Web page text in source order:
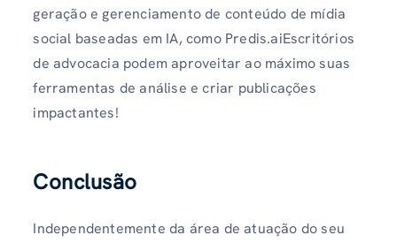
geração e gerenciamento de conteúdo de mídia
social baseadas em IA, como Predis.aiEscritórios
de advocacia podem aproveitar ao máximo suas
ferramentas de análise e criar publicações
impactantes!
Conclusão
Independentemente da área de atuação do seu